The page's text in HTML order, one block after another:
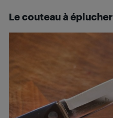
Le couteau à éplucher